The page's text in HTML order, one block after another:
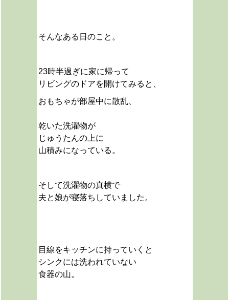
そんなある日のこと。
23時半過ぎに家に帰って
リビングのドアを開けてみると、
おもちゃが部屋中に散乱、
乾いた洗濯物が
じゅうたんの上に
山積みになっている。
そして洗濯物の真横で
夫と娘が寝落ちしていました。
目線をキッチンに持っていくと
シンクには洗われていない
食器の山。